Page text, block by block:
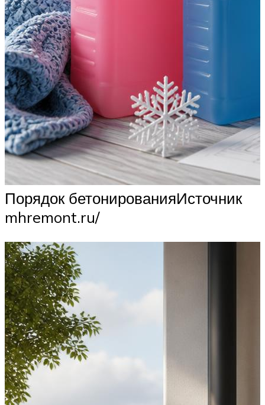
Порядок бетонированияИсточник
mhremont.ru/